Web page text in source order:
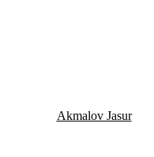
Akmalov Jasur